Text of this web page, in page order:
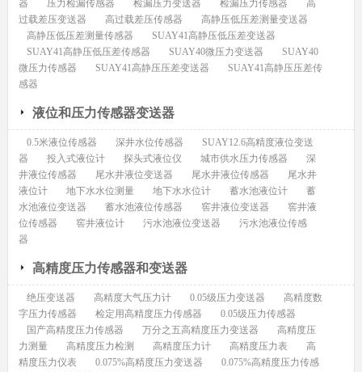
器
压力检漏传感器 检漏压力变送器 检漏压力传感器
高
过载差压变送器
高过载差压传感器
高静压低压差测量变送器
高静压低压差测量传感器
SUAY41高静压低压差变送器
SUAY41高静压低压差传感器
SUAY40微压力变送器
SUAY40
微压力传感器
SUAY41高静压压差变送器
SUAY41高静压压差传
感器
液位和压力传感器变送器
0.5米液位传感器 深井水位传感器
SUAY12.6高精度液位变送
器
投入式液位计 探头式液位仪 城市供水压力传感器
深
井液位传感器
尾水井液位变送器 尾水井液位传感器
尾水井
液位计
地下水水位测量 地下水水位计 蓄水池液位计
蓄
水池液位变送器
蓄水池液位传感器 窖井液位变送器
窖井液
位传感器
窖井液位计 污水池液位变送器
污水池液位传感
器
高精度压力传感器和变送器
绝压变送器 高精度大气压力计 0.05级压力变送器
高精度数
字压力传感器
检定用高精度压力传感器
0.05级压力传感器
国产高精度压力传感器
万分之五高精度压力变送器
高精度压
力测量
高精度压力检测 高精度压力计 高精度压力表
高
精度压力仪表
0.075%高精度压力变送器
0.075%高精度压力传感